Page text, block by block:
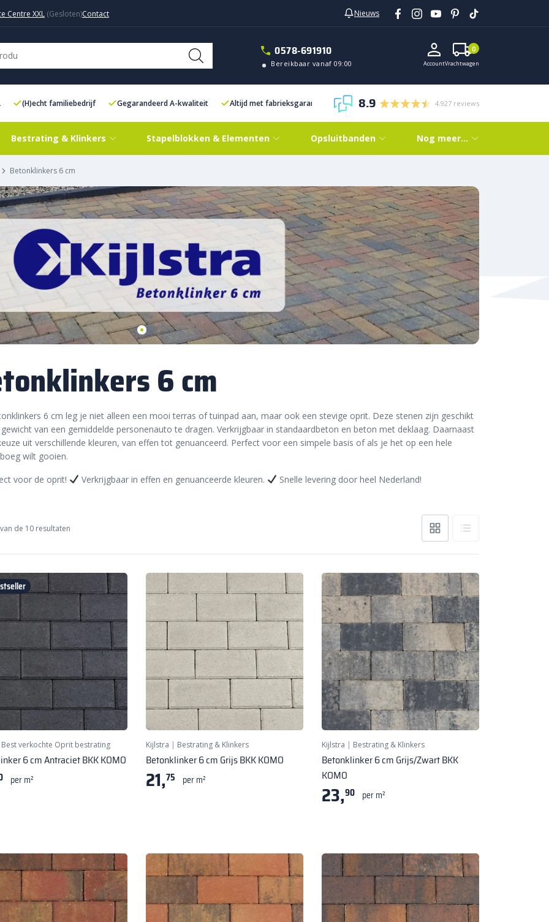
Centre XXL Contact Nieuws
0578-691910
Bereikbaar vanaf 09:00 AccountVrachtwagen
0
(H)echt familiebedrijf Gegarandeerd A-kwaliteit Altijd met fabrieksgarantie 8.9 4.927 reviews
Bestrating & Klinkers Stapelblokken & Elementen Opsluitbanden Nog meer…
Betonklinkers 6 cm
6 cm
6 cm leg je niet alleen een mooi terras of tuinpad aan, maar ook een stevige oprit. Deze stenen zijn geschikt
van een gemiddelde personenauto te dragen. Verkrijgbaar in standaardbeton en beton met deklaag. Daarnaast
uit verschillende kleuren, van effen tot genuanceerd. Perfect voor een simpele basis of als je het op een hele
wilt gooien.
voor de oprit!
Verkrijgbaar in effen en genuanceerde kleuren. Snelle levering door heel Nederland!
van de 10 resultaten
Best verkochte Oprit bestrating
6 cm Antraciet BKK KOMO
per m²
Kijlstra | Bestrating & Klinkers
Betonklinker 6 cm Grijs BKK KOMO
21,75 per m²
Kijlstra | Bestrating & Klinkers
Betonklinker 6 cm Grijs/Zwart BKK
KOMO
23,90 per m²